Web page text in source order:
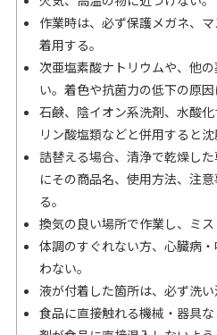
作業時は、必ず保護メガネ、
着用する。
次亜塩素酸ナトリウムや、他
い。着色や抗菌力の低下の原因
石鹸、陰イオン系洗剤、水酸化
リン酸塩類などと併用すると沈
詰替える場合、清浄で乾燥し
にその商品名、使用方法、注
る。
換気の良い場所で作業し、ミス
体調のすぐれない方、心臓病
わない。
液が付着した箇所は、必ず洗い
食品に直接触れる機械・器具